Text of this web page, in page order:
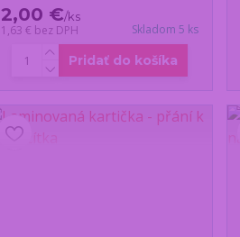
2,00 €/ks
1,63 € bez DPH Skladom 5 ks
Pridať do košíka